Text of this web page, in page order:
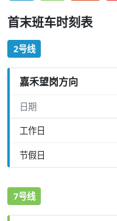
首末班车时刻表
2号线
嘉禾望岗方向
日期
工作日
节假日
7号线